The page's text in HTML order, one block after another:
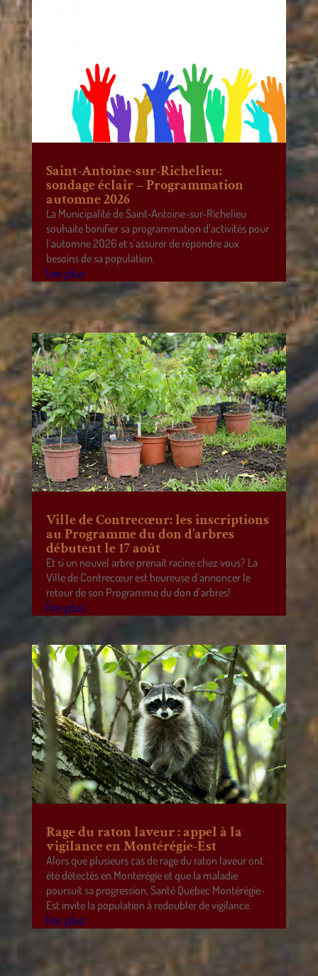
Saint-Antoine-sur-Richelieu:
sondage éclair – Programmation
automne 2026
La Municipalité de Saint-Antoine-sur-Richelieu
souhaite bonifier sa programmation d’activités pour
l’automne 2026 et s’assurer de répondre aux
besoins de sa population.
lire plus
Ville de Contrecœur: les inscriptions
au Programme du don d’arbres
débutent le 17 août
Et si un nouvel arbre prenait racine chez vous? La
Ville de Contrecœur est heureuse d’annoncer le
retour de son Programme du don d’arbres!
lire plus
Rage du raton laveur : appel à la
vigilance en Montérégie-Est
Alors que plusieurs cas de rage du raton laveur ont
été détectés en Montérégie et que la maladie
poursuit sa progression, Santé Québec Montérégie-
Est invite la population à redoubler de vigilance.
lire plus